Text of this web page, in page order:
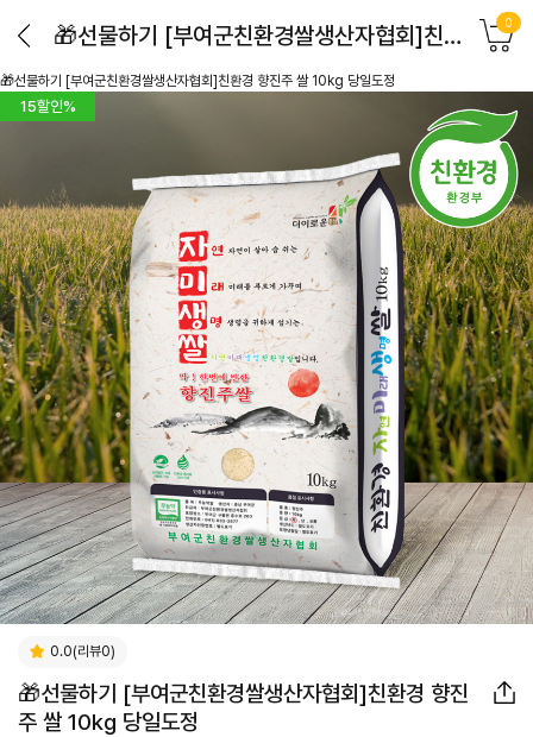
🎁선물하기 [부여군친환경쌀생산자협회]친환경 향진주 쌀 10kg 당일도정 0
🎁선물하기 [부여군친환경쌀생산자협회]친환경 향진주 쌀 10kg 당일도정
15할인%
0.0(리뷰0)
🎁선물하기 [부여군친환경쌀생산자협회]친환경 향진
주 쌀 10kg 당일도정